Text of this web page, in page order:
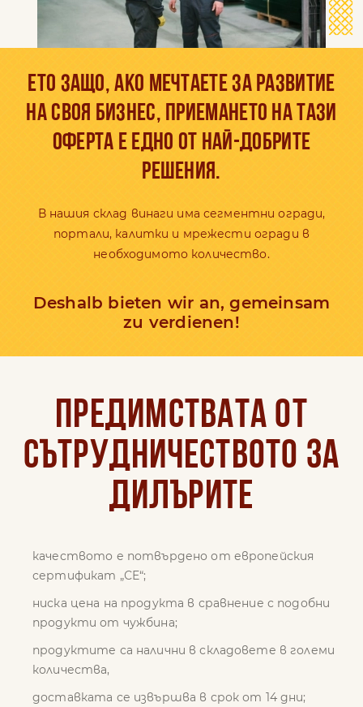
ЕТО ЗАЩО, АКО МЕЧТАЕТЕ ЗА РАЗВИТИЕ
НА СВОЯ БИЗНЕС, ПРИЕМАНЕТО НА ТАЗИ
ОФЕРТА Е ЕДНО ОТ НАЙ-ДОБРИТЕ
РЕШЕНИЯ.
В нашия склад винаги има сегментни огради,
портали, калитки и мрежести огради в
необходимото количество.
Deshalb bieten wir an, gemeinsam
zu verdienen!
Предимствата от
сътрудничеството за
дилърите
качеството е потвърдено от европейския
сертификат „СЕ“;
ниска цена на продукта в сравнение с подобни
продукти от чужбина;
продуктите са налични в складовете в големи
количества,
доставката се извършва в срок от 14 дни;